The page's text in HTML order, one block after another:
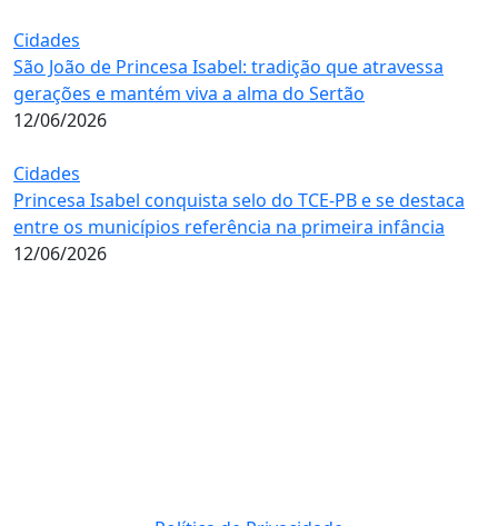
Cidades
São João de Princesa Isabel: tradição que atravessa
gerações e mantém viva a alma do Sertão
12/06/2026
Cidades
Princesa Isabel conquista selo do TCE-PB e se destaca
entre os municípios referência na primeira infância
12/06/2026